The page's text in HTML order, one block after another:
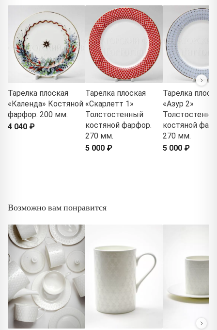
Тарелка плоская
«Календа» Костяной
фарфор. 200 мм.
4 040 ₽
Тарелка плоская
«Скарлетт 1»
Толстостенный
костяной фарфор.
270 мм.
5 000 ₽
Тарелка
«Азур 2»
костяной
270 мм.
5 000 ₽
Возможно вам понравится